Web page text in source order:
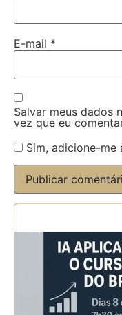
E-mail *
Salvar meus dados
vez que eu
Sim, adicione-me